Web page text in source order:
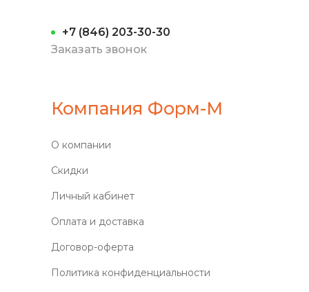
+7 (846) 203-30-30
Заказать звонок
Компания Форм-М
О компании
Скидки
Личный кабинет
Оплата и доставка
Договор-оферта
Политика конфиденциальности